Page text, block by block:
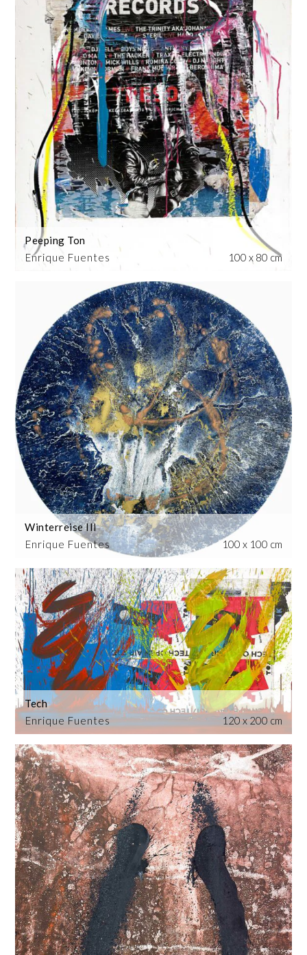
Enrique Fuentes
Peeping Ton
100 x 80 cm
Enrique Fuentes
Winterreise III
100 x 100 cm
Enrique Fuentes
Tech
120 x 200 cm